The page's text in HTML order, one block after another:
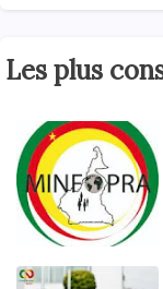
Les plus